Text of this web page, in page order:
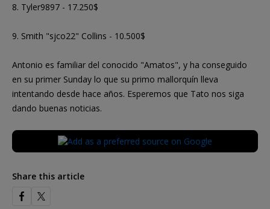
8. Tyler9897 - 17.250$
9. Smith "sjco22" Collins - 10.500$
Antonio es familiar del conocido "Amatos", y ha conseguido
en su primer Sunday lo que su primo mallorquín lleva
intentando desde hace años. Esperemos que Tato nos siga
dando buenas noticias.
Share this article